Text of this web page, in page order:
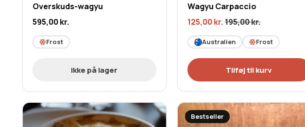
Overskuds-wagyu
595,00kr.
Frost
Ikke på lager
Wagyu Carpaccio
125,00kr.195,00kr.
Australien Frost
Tilføj til kurv
Bestseller